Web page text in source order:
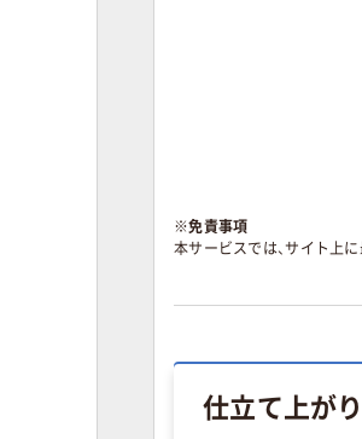
※免責事項
本サービスでは、サイト上
仕立て上が